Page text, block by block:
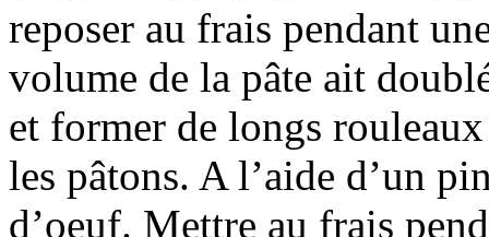
reposer au frais pendant
volume de la pâte ait
et former de longs
les pâtons. A l’aide d’un
d’oeuf. Mettre au frais